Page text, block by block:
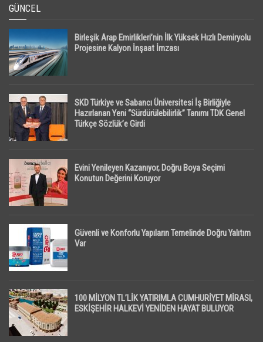
GÜNCEL
Birleşik Arap Emirlikleri’nin İlk Yüksek Hızlı Demiryolu
Projesine Kalyon İnşaat İmzası
SKD Türkiye ve Sabancı Üniversitesi İş Birliğiyle
Hazırlanan Yeni “Sürdürülebilirlik” Tanımı TDK Genel
Türkçe Sözlük’e Girdi
Evini Yenileyen Kazanıyor, Doğru Boya Seçimi
Konutun Değerini Koruyor
Güvenli ve Konforlu Yapıların Temelinde Doğru Yalıtım
Var
100 MİLYON TL’LİK YATIRIMLA CUMHURİYET MİRASI,
ESKİŞEHİR HALKEVİ YENİDEN HAYAT BULUYOR